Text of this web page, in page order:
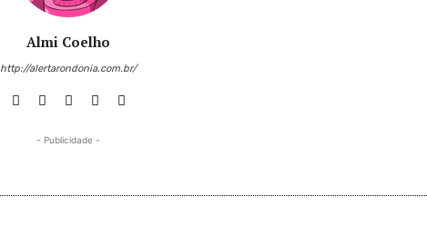
Almi Coelho
http://alertarondonia.com.br/
- Publicidade -